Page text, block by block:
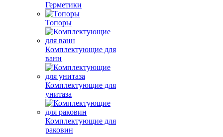
Герметики
Топоры
Комплектующие для
ванн
Комплектующие для
унитаза
Комплектующие для
раковин